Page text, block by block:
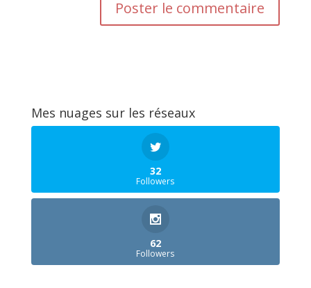
Mes nuages sur les réseaux
32
Followers
62
Followers